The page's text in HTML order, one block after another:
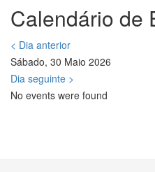
Calendário de
< Dia anterior
Sábado, 30 Maio 2026
Dia seguinte >
No events were found